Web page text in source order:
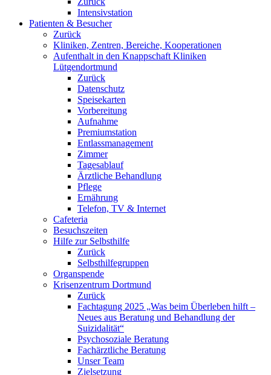
Intensivstation
Patienten & Besucher
Zurück
Kliniken, Zentren, Bereiche, Kooperationen
Aufenthalt in den Knappschaft Kliniken
Lütgendortmund
Zurück
Datenschutz
Speisekarten
Vorbereitung
Aufnahme
Premiumstation
Entlassmanagement
Zimmer
Tagesablauf
Ärztliche Behandlung
Pflege
Ernährung
Telefon, TV & Internet
Cafeteria
Besuchszeiten
Hilfe zur Selbsthilfe
Zurück
Selbsthilfegruppen
Organspende
Krisenzentrum Dortmund
Zurück
Fachtagung 2025 „Was beim Überleben hilft –
Neues aus Beratung und Behandlung der
Suizidalität“
Psychosoziale Beratung
Fachärztliche Beratung
Unser Team
Zielsetzung